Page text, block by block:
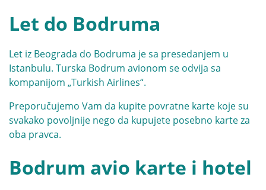
Let do Bodruma
Let iz Beograda do Bodruma je sa presedanjem u
Istanbulu. Turska Bodrum avionom se odvija sa
kompanijom „Turkish Airlines“.
Preporučujemo Vam da kupite povratne karte koje su
svakako povoljnije nego da kupujete posebno karte za
oba pravca.
Bodrum avio karte i hotel